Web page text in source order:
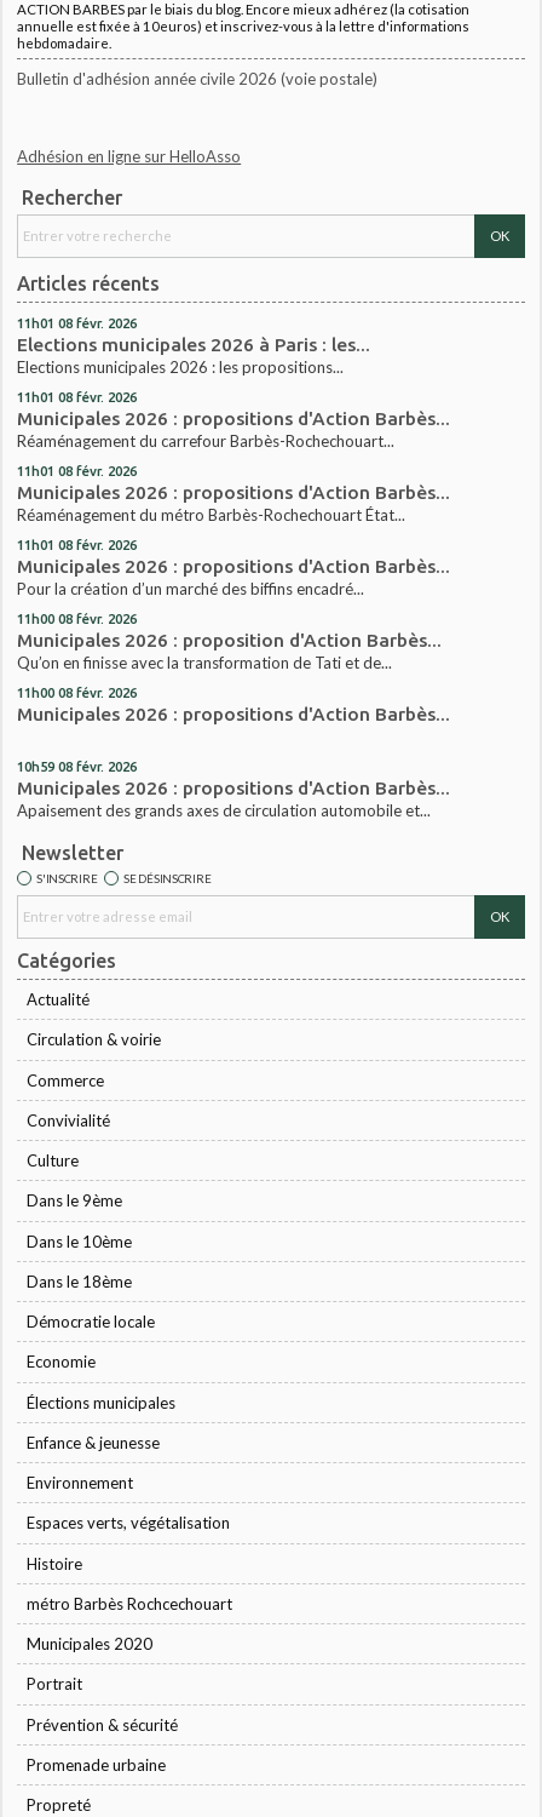
ACTION BARBES par le biais du blog. Encore mieux adhérez (la cotisation
annuelle est fixée à 10euros) et inscrivez-vous à la lettre d'informations
hebdomadaire.
Bulletin d'adhésion année civile 2026 (voie postale)
Adhésion en ligne sur HelloAsso
Rechercher
Articles récents
11h01 08 févr. 2026
Elections municipales 2026 à Paris : les...
Elections municipales 2026 : les propositions...
11h01 08 févr. 2026
Municipales 2026 : propositions d'Action Barbès...
Réaménagement du carrefour Barbès-Rochechouart...
11h01 08 févr. 2026
Municipales 2026 : propositions d'Action Barbès...
Réaménagement du métro Barbès-Rochechouart État...
11h01 08 févr. 2026
Municipales 2026 : propositions d'Action Barbès...
Pour la création d’un marché des biffins encadré...
11h00 08 févr. 2026
Municipales 2026 : proposition d'Action Barbès...
Qu’on en finisse avec la transformation de Tati et de...
11h00 08 févr. 2026
Municipales 2026 : propositions d'Action Barbès...
10h59 08 févr. 2026
Municipales 2026 : propositions d'Action Barbès...
Apaisement des grands axes de circulation automobile et...
Newsletter
S'INSCRIRE SE DÉSINSCRIRE
Catégories
Actualité
Circulation & voirie
Commerce
Convivialité
Culture
Dans le 9ème
Dans le 10ème
Dans le 18ème
Démocratie locale
Economie
Élections municipales
Enfance & jeunesse
Environnement
Espaces verts, végétalisation
Histoire
métro Barbès Rochcechouart
Municipales 2020
Portrait
Prévention & sécurité
Promenade urbaine
Propreté